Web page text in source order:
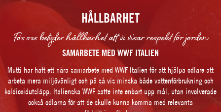
HÅLLBARHET
Fös oss betyder hållbarhet att vi visar respekt för jorden
SAMARBETE MED WWF ITALIEN
Mutti har haft ett nära samarbete med WWF Italien för att hjälpa odlare att
arbeta mera miljövänligt och på så vis minska både vattenförbrukning och
koldioxidutsläpp. Italienska WWF satte inte enbart upp mål, utan involverade
också odlarna för att de skulle kunna komma med relevanta